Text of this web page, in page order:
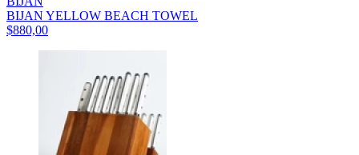
BIJAN YELLOW BEACH TOWEL
$880,00